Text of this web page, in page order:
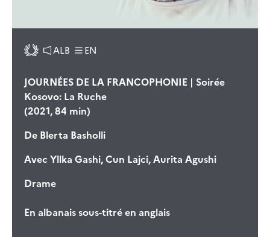
ALB EN
JOURNÉES DE LA FRANCOPHONIE | Soirée
Kosovo: La Ruche
(2021, 84 min)
De Blerta Basholli
AvecYllka Gashi, Cun Lajci, Aurita Agushi
Drame
En albanais sous-titré en anglais